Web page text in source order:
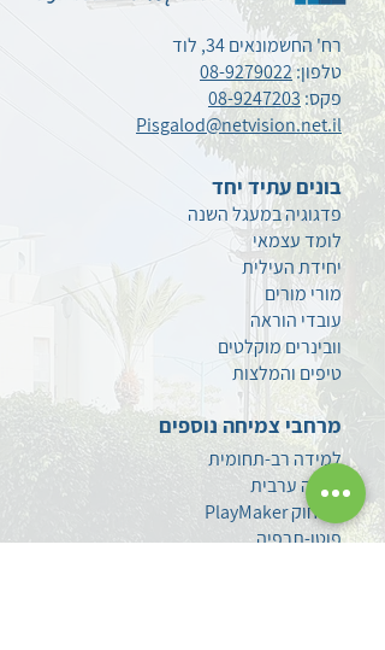
רח' החשמונאים 34, לוד
טלפון:08-9279022
פקס:08-9247203
Pisgalod@netvision.net.il
בונים עתיד יחד
פדגוגיה במעגל השנה
לומד עצמאי
יחידת העילית
מורי מורים
עובדי הוראה
וובינרים מוקלטים
טיפים והמלצות
מרחבי צמיחה נוספים
למידה רב-תחומית
חברה ערבית
משחוק PlayMaker
פוטו-תרפיה